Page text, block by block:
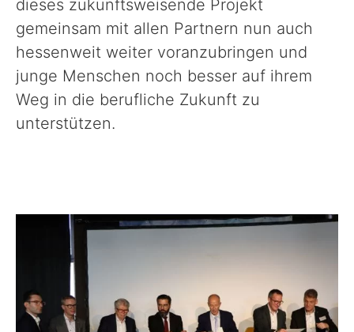
dieses zukunftsweisende Projekt
gemeinsam mit allen Partnern nun auch
hessenweit weiter voranzubringen und
junge Menschen noch besser auf ihrem
Weg in die berufliche Zukunft zu
unterstützen.